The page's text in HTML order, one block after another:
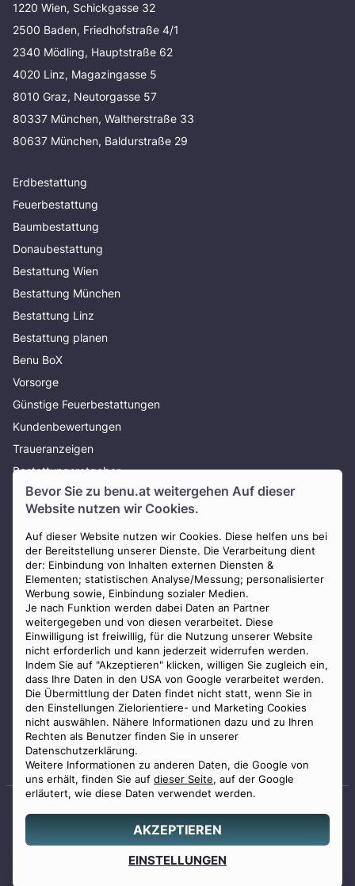
Bevor Sie zu benu.at weitergehen Auf dieser
Website nutzen wir Cookies.
Auf dieser Website nutzen wir Cookies. Diese helfen uns bei
der Bereitstellung unserer Dienste. Die Verarbeitung dient
der: Einbindung von Inhalten externen Diensten &
Elementen; statistischen Analyse/Messung; personalisierter
Werbung sowie, Einbindung sozialer Medien.
Je nach Funktion werden dabei Daten an Partner
weitergegeben und von diesen verarbeitet. Diese
Einwilligung ist freiwillig, für die Nutzung unserer Website
nicht erforderlich und kann jederzeit widerrufen werden.
Indem Sie auf "Akzeptieren" klicken, willigen Sie zugleich ein,
dass Ihre Daten in den USA von Google verarbeitet werden.
Die Übermittlung der Daten findet nicht statt, wenn Sie in
den Einstellungen Zielorientiere- und Marketing Cookies
nicht auswählen. Nähere Informationen dazu und zu Ihren
Rechten als Benutzer finden Sie in unserer
Datenschutzerklärung.
Weitere Informationen zu anderen Daten, die Google von
uns erhält, finden Sie auf dieser Seite, auf der Google
erläutert, wie diese Daten verwendet werden.
AKZEPTIEREN
EINSTELLUNGEN
0800 88 44 04
erstellen
1220 Wien, Schickgasse 32
2500 Baden, Friedhofstraße 4/1
2340 Mödling, Hauptstraße 62
4020 Linz, Magazingasse 5
8010 Graz, Neutorgasse 57
80337 München, Waltherstraße 33
80637 München, Baldurstraße 29
Erdbestattung
Feuerbestattung
Baumbestattung
Donaubestattung
Bestattung Wien
Bestattung München
Bestattung Linz
Bestattung planen
Benu BoX
Vorsorge
Günstige Feuerbestattungen
Kundenbewertungen
Traueranzeigen
Bestattungsratgeber
Über uns
Presse
AGB
Impressum
Datenschutz
Widerrufsbelehrung
Zahlungsmöglichkeiten
Staatlich geprüfter
© 2026 Benu GmbH. Alle Rechte vorbehalten.